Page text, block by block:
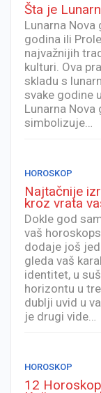
Šta je
Lunarna Nova
godina ili
najvažnijih
kulturi. Ova
skladu s
svake godine
Lunarna
simbolizuje…
HOROSKOP
Najtačnije
kroz vrata
Dokle god
vaš
dodaje još
gleda vaš
identitet, u
horizontu u
dublji uvid u
je drugi vide…
HOROSKOP
12